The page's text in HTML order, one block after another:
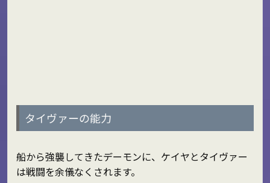
タイヴァーの能力
船から強襲してきたデーモンに、ケイヤとタイヴァー
は戦闘を余儀なくされます。